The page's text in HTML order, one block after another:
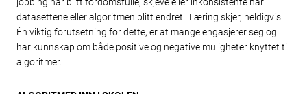
datasettene eller algoritmen blitt endret. Læring skjer, heldigvis.
Én viktig forutsetning for dette, er at mange engasjerer seg og
har kunnskap om både positive og negative muligheter knyttet til
algoritmer.